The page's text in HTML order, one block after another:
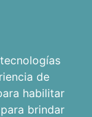
de
habilitar
para brindar